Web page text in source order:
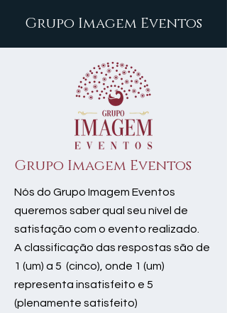
Grupo Imagem Eventos
Grupo Imagem Eventos
Nós do Grupo Imagem Eventos
queremos saber qual seu nível de
satisfação com o evento realizado.
A classificação das respostas são de
1 (um) a 5 (cinco), onde 1 (um)
representa insatisfeito e 5
(plenamente satisfeito)